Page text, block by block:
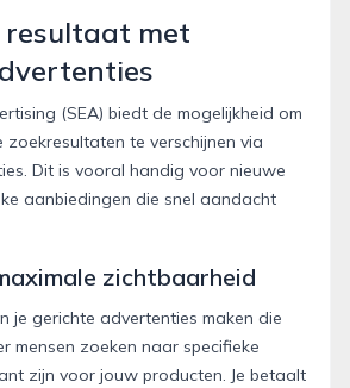
resultaat met
(SEA) biedt de mogelijkheid om
te verschijnen via
Dit is vooral handig voor nieuwe
aanbiedingen die snel aandacht
zichtbaarheid
je gerichte advertenties maken die
mensen zoeken naar specifieke
zijn voor jouw producten. Je betaalt